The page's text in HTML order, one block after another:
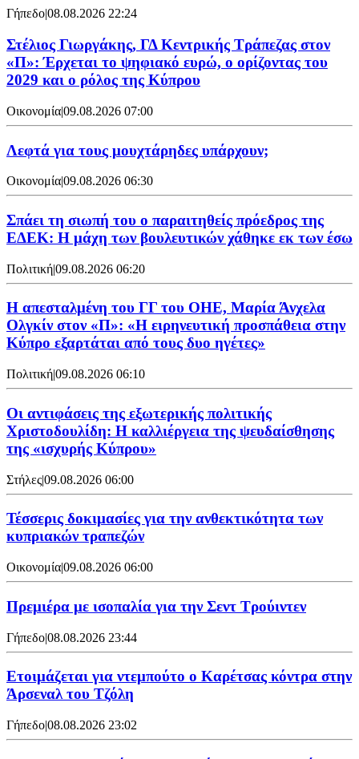
Γήπεδο|08.08.2026 22:24
Στέλιος Γιωργάκης, ΓΔ Κεντρικής Τράπεζας στον
«Π»: Έρχεται το ψηφιακό ευρώ, ο ορίζοντας του
2029 και ο ρόλος της Κύπρου
Οικονομία|09.08.2026 07:00
Λεφτά για τους μουχτάρηδες υπάρχουν;
Οικονομία|09.08.2026 06:30
Σπάει τη σιωπή του ο παραιτηθείς πρόεδρος της
ΕΔΕΚ: Η μάχη των βουλευτικών χάθηκε εκ των έσω
Πολιτική|09.08.2026 06:20
Η απεσταλμένη του ΓΓ του ΟΗΕ, Μαρία Άνχελα
Ολγκίν στον «Π»: «Η ειρηνευτική προσπάθεια στην
Κύπρο εξαρτάται από τους δυο ηγέτες»
Πολιτική|09.08.2026 06:10
Οι αντιφάσεις της εξωτερικής πολιτικής
Χριστοδουλίδη: Η καλλιέργεια της ψευδαίσθησης
της «ισχυρής Κύπρου»
Στήλες|09.08.2026 06:00
Τέσσερις δοκιμασίες για την ανθεκτικότητα των
κυπριακών τραπεζών
Οικονομία|09.08.2026 06:00
Πρεμιέρα με ισοπαλία για την Σεντ Τρούιντεν
Γήπεδο|08.08.2026 23:44
Ετοιμάζεται για ντεμπούτο ο Καρέτσας κόντρα στην
Άρσεναλ του Τζόλη
Γήπεδο|08.08.2026 23:02